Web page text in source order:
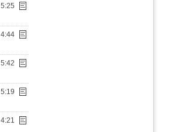
5:25
4:44
5:42
5:19
4:21